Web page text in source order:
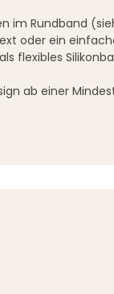
im Rundband
oder ein
flexibles
ab einer